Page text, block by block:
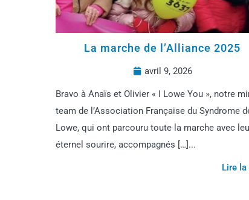
La marche de l’Alliance 2025
avril 9, 2026
Bravo à Anaïs et Olivier « I Lowe You », notre
team de l’Association Française du Syndrome
Lowe, qui ont parcouru toute la marche avec
éternel sourire, accompagnés […]...
Lire